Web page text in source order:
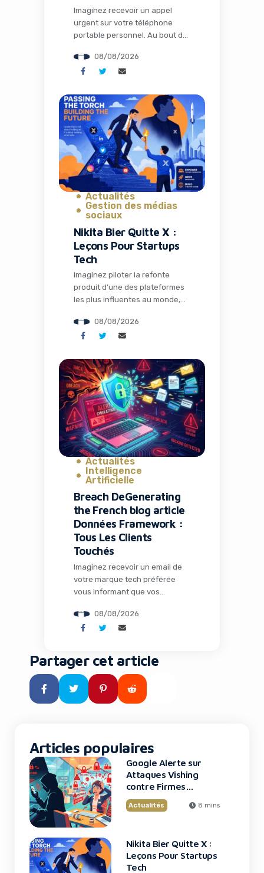
Imaginez recevoir un appel
urgent sur votre téléphone
portable personnel. Au bout du
un problème technique bloque
l’accès à un dossier critique
imminente. Quelques clics plus
tard, vos identifiants et codes
MFA sont compromis. C’est
exactement ce qui arrive aux
employés de grandes firmes
financières américaines […]
08/08/2026
Actualités
Gestion des médias
sociaux
Nikita Bier Quitte X :
Leçons Pour Startups
Tech
Imaginez piloter la refonte
produit d’une des plateformes
les plus influentes au monde,
an, tout en naviguant dans un
océan de controverses
le défi que Nikita Bier a relevé
en tant que Head of Product
chez X, avant d’annoncer son
départ ce mois d’août 2026.
Pour les […]
08/08/2026
Actualités
Intelligence
Artificielle
Breach DeGenerating
the French blog article
Données Framework :
Tous Les Clients
Touchés
Imaginez recevoir un email de
votre marque tech préférée
vous informant que vos
volées. C’est exactement ce qui
vient d’arriver aux clients de
réparables. Cette affaire, loin
d’être un simple incident isolé,
révèle les vulnérabilités
persistantes des écosystèmes
08/08/2026
Partager cet article
Articles populaires
Google Alerte sur
Attaques Vishing
contre Firmes
Financières
Actualités 8 mins
Nikita Bier Quitte X :
Leçons Pour Startups
Tech